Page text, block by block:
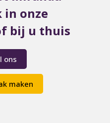
in onze
bij u thuis
ons
maken